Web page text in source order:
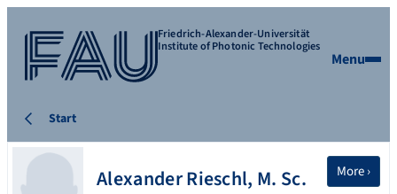
Friedrich-Alexander-Universität
Institute of Photonic Technologies
Menu
Start
AlexanderRieschl, M. Sc. More ›